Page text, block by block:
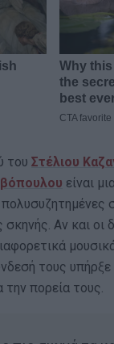
του Στέλιου
είναι
σκηνής. Αν και οι
τους
την πορεία τους.